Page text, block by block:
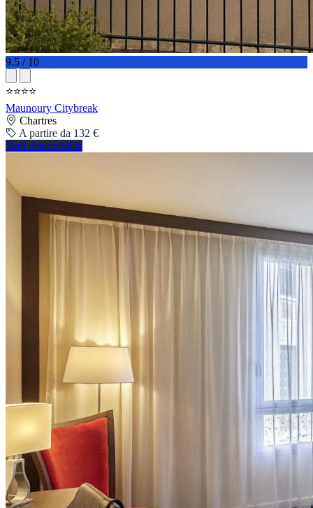
9.5 / 10
⭐⭐⭐⭐
Maunoury Citybreak
Chartres
A partire da 132 €
Vedi disponibilità